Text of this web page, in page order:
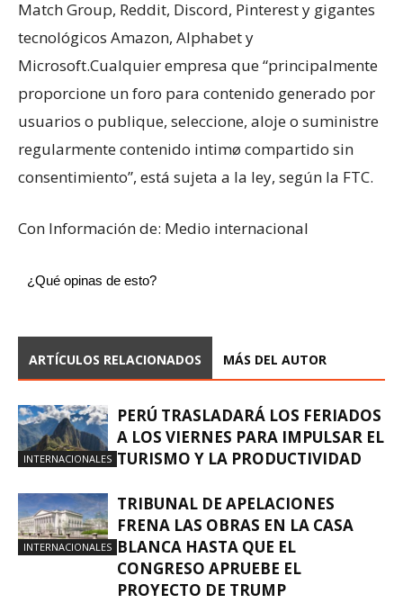
Match Group, Reddit, Discord, Pinterest y gigantes
tecnológicos Amazon, Alphabet y
Microsoft.Cualquier empresa que “principalmente
proporcione un foro para contenido generado por
usuarios o publique, seleccione, aloje o suministre
regularmente contenido intimø compartido sin
consentimiento”, está sujeta a la ley, según la FTC.
Con Información de: Medio internacional
¿Qué opinas de esto?
ARTÍCULOS RELACIONADOS MÁS DEL AUTOR
INTERNACIONALES
PERÚ TRASLADARÁ LOS FERIADOS
A LOS VIERNES PARA IMPULSAR EL
TURISMO Y LA PRODUCTIVIDAD
INTERNACIONALES
TRIBUNAL DE APELACIONES
FRENA LAS OBRAS EN LA CASA
BLANCA HASTA QUE EL
CONGRESO APRUEBE EL
PROYECTO DE TRUMP